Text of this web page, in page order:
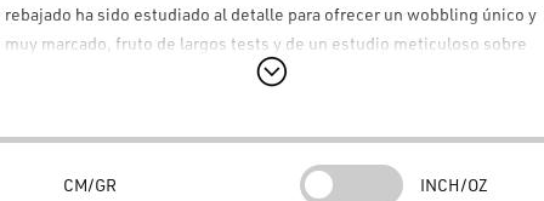
rebajado ha sido estudiado al detalle para ofrecer unwobbling único y
muy marcado, fruto de largos tests y de un estudio meticuloso sobre
la distribución de pesos interna, conocido como sistema
obstáculos sumergidos. La versión "Silent" no tiene sonajeros
CM/GR INCH/OZ